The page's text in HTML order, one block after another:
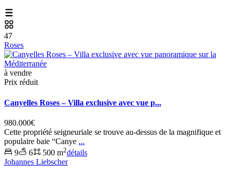
47
Roses
à vendre
Prix réduit
Canyelles Roses – Villa exclusive avec vue p...
980.000€
Cette propriété seigneuriale se trouve au-dessus de la magnifique et
populaire baie “Canye ...
9
6 500 m2détails
Johannes Liebscher